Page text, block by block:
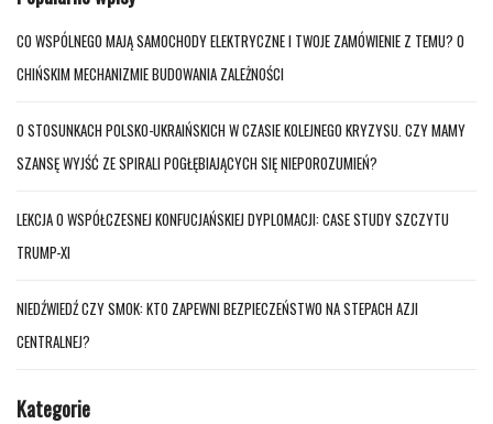
CO WSPÓLNEGO MAJĄ SAMOCHODY ELEKTRYCZNE I TWOJE ZAMÓWIENIE Z TEMU? O
CHIŃSKIM MECHANIZMIE BUDOWANIA ZALEŻNOŚCI
O STOSUNKACH POLSKO-UKRAIŃSKICH W CZASIE KOLEJNEGO KRYZYSU. CZY MAMY
SZANSĘ WYJŚĆ ZE SPIRALI POGŁĘBIAJĄCYCH SIĘ NIEPOROZUMIEŃ?
LEKCJA O WSPÓŁCZESNEJ KONFUCJAŃSKIEJ DYPLOMACJI: CASE STUDY SZCZYTU
TRUMP-XI
NIEDŹWIEDŹ CZY SMOK: KTO ZAPEWNI BEZPIECZEŃSTWO NA STEPACH AZJI
CENTRALNEJ?
Kategorie